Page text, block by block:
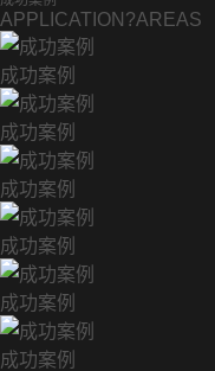
APPLICATION?AREAS
成功案例
成功案例
成功案例
成功案例
成功案例
成功案例